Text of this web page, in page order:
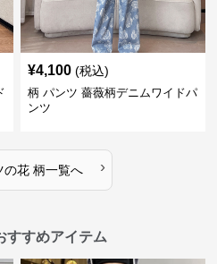
¥4,100 (税込)
柄 パンツ 薔薇柄デニムワイドパ
ンツ
の花 柄一覧へ ›
すすめアイテム